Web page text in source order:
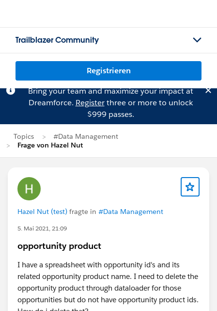
Trailblazer Community
Registrieren
Bring your team and maximize your impact at
Dreamforce. Registerthree or more to unlock
$999 passes.
Topics
#Data Management
Frage von Hazel Nut
Hazel Nut (test) fragte in #Data Management
5. Mai 2021, 21:09
opportunity product
I have a spreadsheet with opportunity id's and its
related opportunity product name. I need to delete the
opportunity product through dataloader for those
opportunities but do not have opportunity product ids.